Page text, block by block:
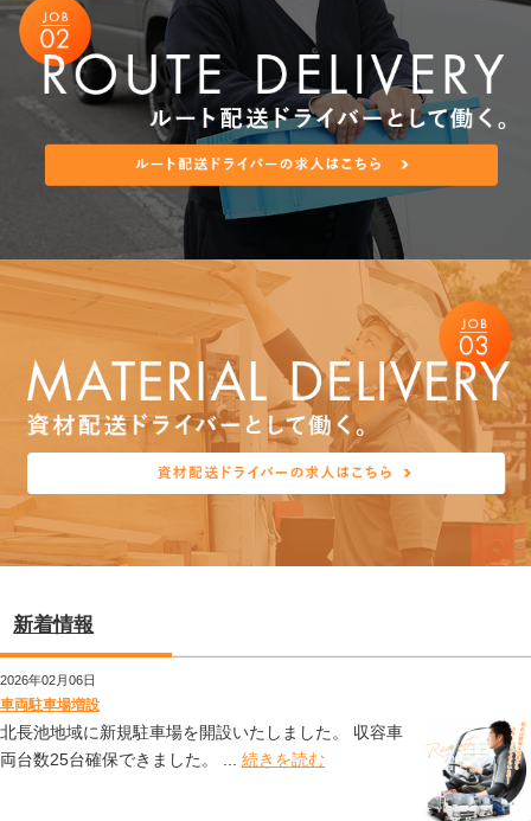
新着情報
2026年02月06日
車両駐車場増設
北長池地域に新規駐車場を開設いたしました。 収容車
両台数25台確保できました。 ... 続きを読む